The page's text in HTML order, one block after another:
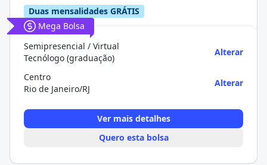
Duas mensalidades GRÁTIS
Mega Bolsa
Semipresencial / Virtual
Tecnólogo (graduação)
Alterar
Centro
Rio de Janeiro/RJ
Alterar
Ver mais detalhes
Quero esta bolsa